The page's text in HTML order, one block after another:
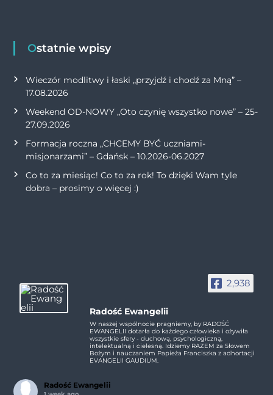
Ostatnie wpisy
Wieczór modlitwy i łaski „przyjdź i chodź za Mną” –
17.08.2026
Weekend OD-NOWY „Oto czynię wszystko nowe” – 25-
27.09.2026
Formacja roczna „CHCEMY BYĆ uczniami-
misjonarzami” – Gdańsk – 10.2026-06.2027
Co to za miesiąc! Co to za rok! To dzięki Wam tyle
dobra – prosimy o więcej :)
2,938
Radość Ewangelii
W naszej wspólnocie pragniemy, by RADOŚĆ
EWANGELII dotarła do każdego człowieka i ożywiła
wszystkie sfery - duchową, psychologiczną,
intelektualną i cielesną. Idziemy RAZEM za Słowem
Bożym i nauczaniem Papieża Franciszka z adhortacji
EVANGELII GAUDIUM.
Radość Ewangelii